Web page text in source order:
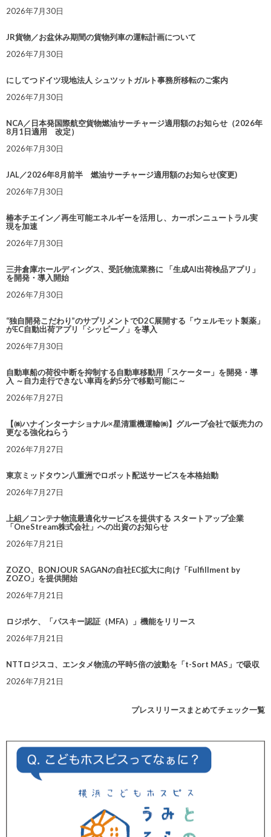
2026年7月30日
JR貨物／お盆休み期間の貨物列車の運転計画について
2026年7月30日
にしてつドイツ現地法人 シュツットガルト事務所移転のご案内
2026年7月30日
NCA／日本発国際航空貨物燃油サーチャージ適用額のお知らせ（2026年
8月1日適用 改定）
2026年7月30日
JAL／2026年8月前半 燃油サーチャージ適用額のお知らせ(変更)
2026年7月30日
椿本チエイン／再生可能エネルギーを活用し、カーボンニュートラル実
現を加速
2026年7月30日
三井倉庫ホールディングス、受託物流業務に 「生成AI出荷検品アプリ」
を開発・導入開始
2026年7月30日
“独自開発こだわり”のサプリメントでD2C展開する「ウェルモット製薬」
がEC自動出荷アプリ「シッピーノ」を導入
2026年7月30日
自動車船の荷役中断を抑制する自動車移動用「スケーター」を開発・導
入 ～自力走行できない車両を約5分で移動可能に～
2026年7月27日
【㈱ハナインターナショナル×星清重機運輸㈱】グループ会社で販売力の
更なる強化ねらう
2026年7月27日
東京ミッドタウン八重洲でロボット配送サービスを本格始動
2026年7月27日
上組／コンテナ物流最適化サービスを提供する スタートアップ企業
「OneStream株式会社」への出資のお知らせ
2026年7月21日
ZOZO、BONJOUR SAGANの自社EC拡大に向け「Fulfillment by
ZOZO」を提供開始
2026年7月21日
ロジポケ、「パスキー認証（MFA）」機能をリリース
2026年7月21日
NTTロジスコ、エンタメ物流の平時5倍の波動を「t-Sort MAS」で吸収
2026年7月21日
プレスリリースまとめてチェック一覧